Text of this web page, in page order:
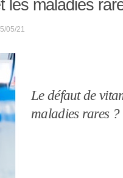
les maladies
05/21
Le défaut de
maladies rares ?